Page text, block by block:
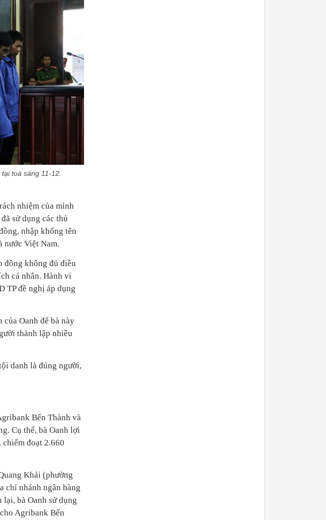
toà sáng 11-12.
nhiệm của mình
sử dụng các thủ
nhập khống tên
nước Việt Nam.
đồng không đủ điều
cá nhân. Hành vi
TP đề nghị áp dụng
Oanh để bà này
thành lập nhiều
danh là đúng người,
Bến Thành và
Cụ thể, bà Oanh lợi
đoạt 2.660
Khải (phường
chi nhánh ngân hàng
bà Oanh sử dụng
Agribank Bến